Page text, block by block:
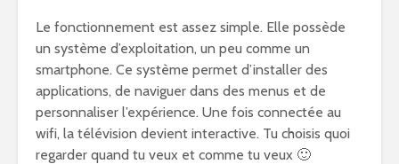
Le fonctionnement est assez simple. Elle possède
un système d’exploitation, un peu comme un
smartphone. Ce système permet d’installer des
applications, de naviguer dans des menus et de
personnaliser l’expérience. Une fois connectée au
wifi, la télévision devient interactive. Tu choisis quoi
regarder quand tu veux et comme tu veux 🙂